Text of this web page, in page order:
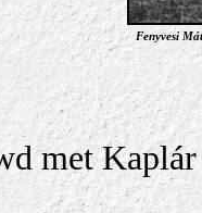
Fenyvesi
met